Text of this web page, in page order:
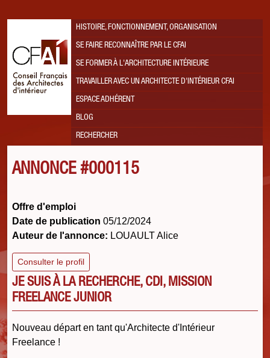
HISTOIRE, FONCTIONNEMENT, ORGANISATION
SE FAIRE RECONNAÎTRE PAR LE CFAI
SE FORMER À L'ARCHITECTURE INTÉRIEURE
TRAVAILLER AVEC UN ARCHITECTE D'INTÉRIEUR CFAI
ESPACE ADHÉRENT
BLOG
RECHERCHER
ANNONCE #000115
Offre d'emploi
Date de publication 05/12/2024
Auteur de l'annonce: LOUAULT Alice
Consulter le profil
JE SUIS À LA RECHERCHE, CDI, MISSION
FREELANCE JUNIOR
Nouveau départ en tant qu'Architecte d'Intérieur
Freelance !